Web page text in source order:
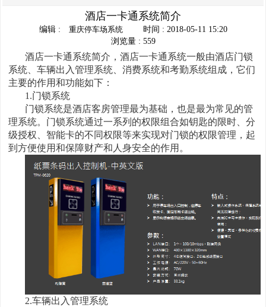
酒店一卡通系统简介
编辑 : 重庆停车场系统
时间 : 2018-05-11 15:20
浏览量 : 559
酒店一卡通系统简介，酒店一卡通系统一般由酒店门锁
系统、车辆出入管理系统、消费系统和考勤系统组成，它们
主要的作用和功能如下：
1.门锁系统
门锁系统是酒店客房管理最为基础，也是最为常见的管
理系统。门锁系统通过一系列的权限组合如钥匙的限时、分
级授权、智能卡的不同权限等来实现对门锁的权限管理，起
到方便使用和保障财产和人身安全的作用。
2.车辆出入管理系统